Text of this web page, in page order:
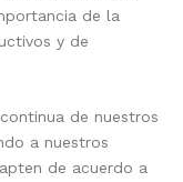
de la
y de
de nuestros
a nuestros
de acuerdo a